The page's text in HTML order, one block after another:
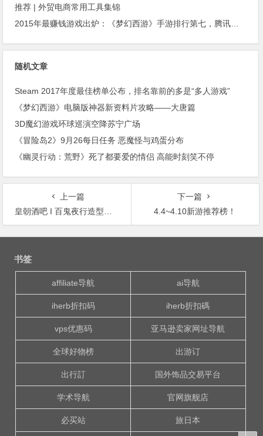
推荐 | 外贸电商常用工具集锦
随机文章
Steam 2017年度最佳榜单公布，排名靠前的多是“多人游戏”
《梦幻西游》电脑版神器新资料片攻略——大唐篇
3D魔幻游戏环球巡演空降苏宁广场
《冒险岛2》9月26每日任务 恶魔怪与鸡蛋分布
《幽灵行动：荒野》死了都要爱的情侣 高能时刻笑不停
上一篇
皇朝酒吧 I 百鬼夜行造型攻略，你要扮演成哪一个鬼？哪都不要去弄，所有的鬼全都在这里！
下一篇
4.4~4.10新游推荐榜！
文
书签
affiliate导航 ai导航
iherb折扣码 iherb折扣碼
vps优惠码 亚马逊卖家网址导航
全球好物榜 出游订
出行訂 国外饰品交易平台
学术导航 官网旗舰店
必买站 旅日本